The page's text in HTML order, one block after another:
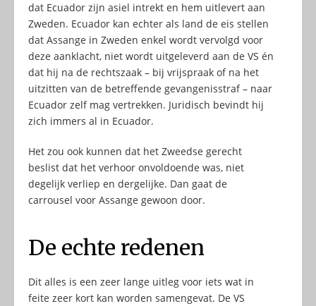
dat Ecuador zijn asiel intrekt en hem uitlevert aan
Zweden. Ecuador kan echter als land de eis stellen
dat Assange in Zweden enkel wordt vervolgd voor
deze aanklacht, niet wordt uitgeleverd aan de VS én
dat hij na de rechtszaak – bij vrijspraak of na het
uitzitten van de betreffende gevangenisstraf – naar
Ecuador zelf mag vertrekken. Juridisch bevindt hij
zich immers al in Ecuador.
Het zou ook kunnen dat het Zweedse gerecht
beslist dat het verhoor onvoldoende was, niet
degelijk verliep en dergelijke. Dan gaat de
carrousel voor Assange gewoon door.
De echte redenen
Dit alles is een zeer lange uitleg voor iets wat in
feite zeer kort kan worden samengevat. De VS